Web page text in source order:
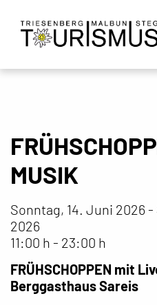
MUSIK
Sonntag, 14. Juni 2026
2026
11:00 h - 23:00 h
FRÜHSCHOPPEN mit
Berggasthaus Sareis